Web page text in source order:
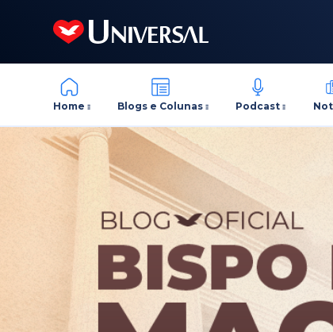
Home Blogs e Colunas Podcast